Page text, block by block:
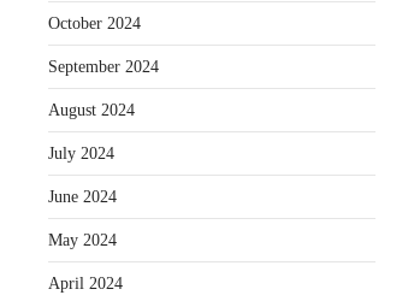
October 2024
September 2024
August 2024
July 2024
June 2024
May 2024
April 2024